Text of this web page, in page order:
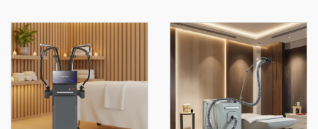
MDR, MDSAP, 600 W,
1200 W, 1800 W, 3000
W, 4 v 1 z zamenljivimi
glavami, valovne
dolžine 755 nm, 808
nm, 940 nm, 1064 nm
maščobe in celulita z
diodnim laserjem 1060
nm za oblikovanje
telesa in izgubo teže